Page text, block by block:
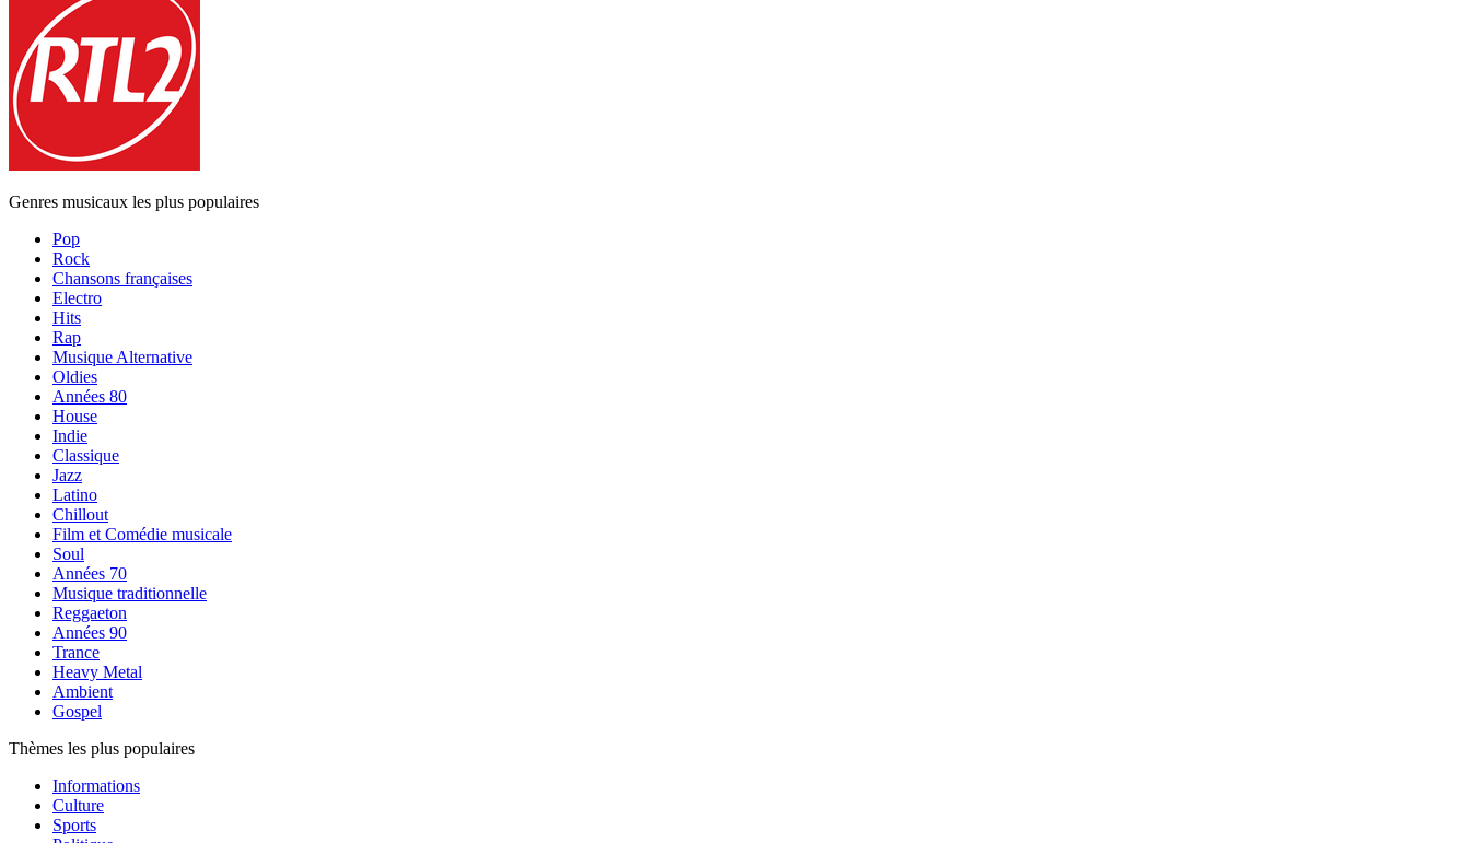
Genres musicaux les plus populaires
Pop
Rock
Chansons françaises
Electro
Hits
Rap
Musique Alternative
Oldies
Années 80
House
Indie
Classique
Jazz
Latino
Chillout
Film et Comédie musicale
Soul
Années 70
Musique traditionnelle
Reggaeton
Années 90
Trance
Heavy Metal
Ambient
Gospel
Thèmes les plus populaires
Informations
Culture
Sports